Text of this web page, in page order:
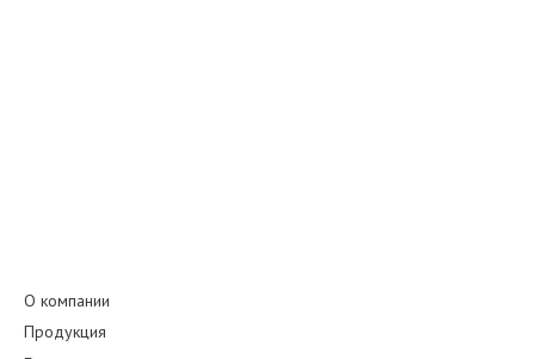
О компании
Продукция